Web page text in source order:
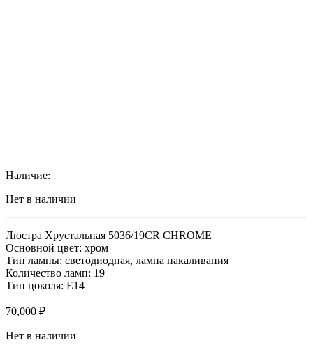
Наличие:
Нет в наличии
Люстра Хрустальная 5036/19CR CHROME
Основной цвет: хром
Тип лампы: светодиодная, лампа накаливания
Количество ламп: 19
Тип цоколя: E14
70,000 ₽
Нет в наличии